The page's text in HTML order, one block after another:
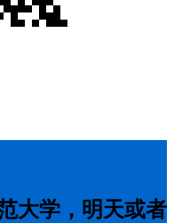
大学，明天或者